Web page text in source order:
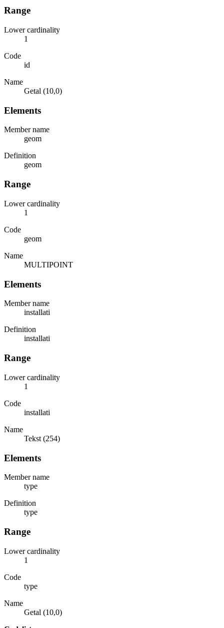
Range
Lower cardinality
1
Code
id
Name
Getal (10,0)
Elements
Member name
geom
Definition
geom
Range
Lower cardinality
1
Code
geom
Name
MULTIPOINT
Elements
Member name
installati
Definition
installati
Range
Lower cardinality
1
Code
installati
Name
Tekst (254)
Elements
Member name
type
Definition
type
Range
Lower cardinality
1
Code
type
Name
Getal (10,0)